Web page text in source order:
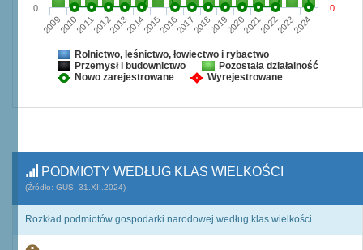
2009201020112012201320142015201620172018201920202021202220232024
0 0
Rolnictwo, leśnictwo, łowiectwo i rybactwo
Przemysł i budownictwo
Pozostała działalność
Nowo zarejestrowane
Wyrejestrowane
PODMIOTY WEDŁUG KLAS WIELKOŚCI
(Źródło: GUS, 31.XII.2024)
Rozkład podmiotów gospodarki narodowej według klas wielkości